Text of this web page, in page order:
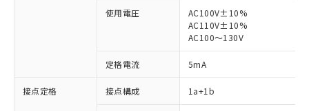
使用電圧
AC100V±10%
AC110V±10%
AC100～130V
定格電流 5mA
接点定格 接点構成 1a+1b
※1 対応状況